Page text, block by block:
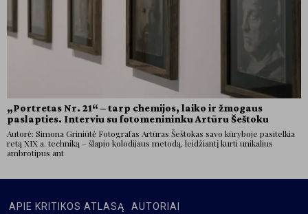
„Portretas Nr. 21“ – tarp chemijos, laiko ir žmogaus
paslapties. Interviu su fotomenininku Artūru Šeštoku
Autorė: Simona Griniūtė Fotografas Artūras Šeštokas savo kūryboje pasitelkia
retą XIX a. techniką – šlapio kolodijaus metodą, leidžiantį kurti unikalius
ambrotipus ant
APIE KRITIKOS ATLASĄ AUTORIAI